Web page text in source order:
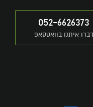
052-6626373
דברו איתנו בוואטסאפ